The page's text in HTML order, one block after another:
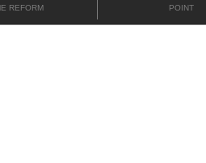
REFORM POINT